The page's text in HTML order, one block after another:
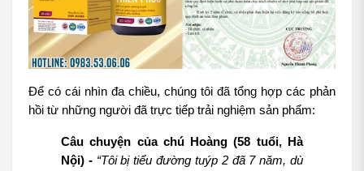
Để có cái nhìn đa chiều, chúng tôi đã tổng hợp các phản
hồi từ những người đã trực tiếp trải nghiệm sản phẩm:
Câu chuyện của chú Hoàng (58 tuổi, Hà
Nội) - “Tôi bị tiểu đường tuýp 2 đã 7 năm, dù